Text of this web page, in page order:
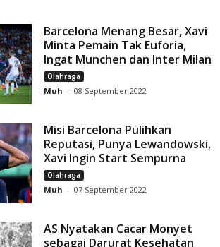
Barcelona Menang Besar, Xavi
Minta Pemain Tak Euforia,
Ingat Munchen dan Inter Milan
Olahraga
Muh - 08 September 2022
Misi Barcelona Pulihkan
Reputasi, Punya Lewandowski,
Xavi Ingin Start Sempurna
Olahraga
Muh - 07 September 2022
AS Nyatakan Cacar Monyet
sebagai Darurat Kesehatan